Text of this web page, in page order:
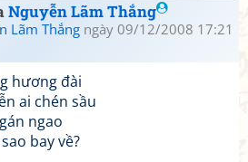
Nguyễn Lãm Thắng
Lãm Thắng ngày 09/12/2008 17:21
hương đài
ai chén sầu
ngao
bay về?